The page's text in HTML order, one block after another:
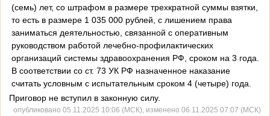
(семь) лет, со штрафом в размере трехкратной суммы взятки,
то есть в размере 1 035 000 рублей, с лишением права
заниматься деятельностью, связанной с оперативным
руководством работой лечебно-профилактических
организаций системы здравоохранения РФ, сроком на 3 года.
В соответствии со ст. 73 УК РФ назначенное наказание
считать условным с испытательным сроком 4 (четыре) года.
Приговор не вступил в законную силу.
опубликовано 05.11.2025 10:06 (МСК), изменено 06.11.2025 07:07 (МСК)